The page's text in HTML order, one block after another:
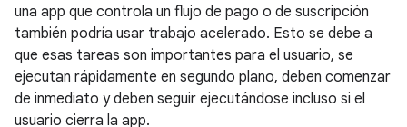
una app que controla un flujo de pago o de suscripción
también podría usar trabajo acelerado. Esto se debe a
que esas tareas son importantes para el usuario, se
ejecutan rápidamente en segundo plano, deben comenzar
de inmediato y deben seguir ejecutándose incluso si el
usuario cierra la app.